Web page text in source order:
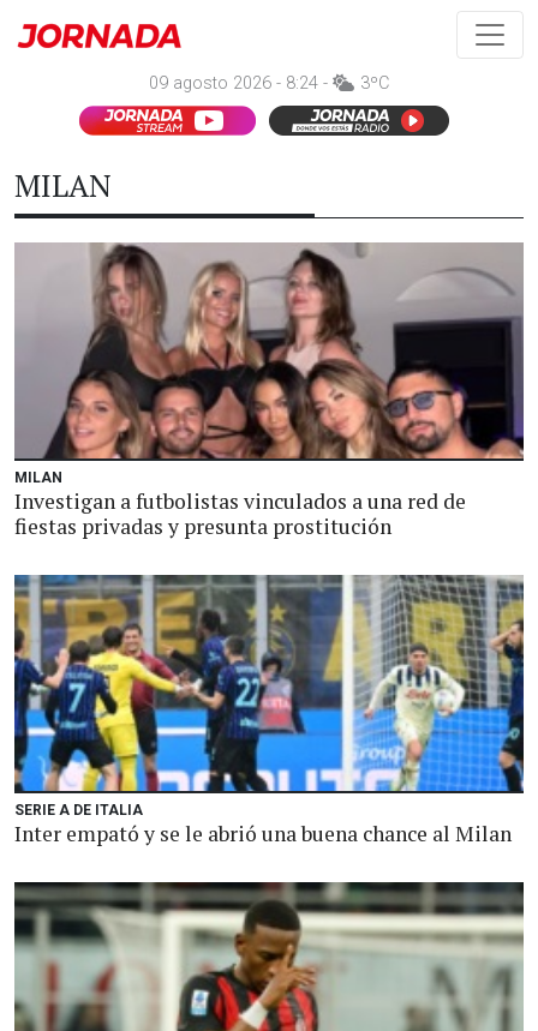
09 agosto 2026 - 8:24 - 3ºC
MILAN
MILAN
Investigan a futbolistas vinculados a una red de
fiestas privadas y presunta prostitución
SERIE A DE ITALIA
Inter empató y se le abrió una buena chance al Milan